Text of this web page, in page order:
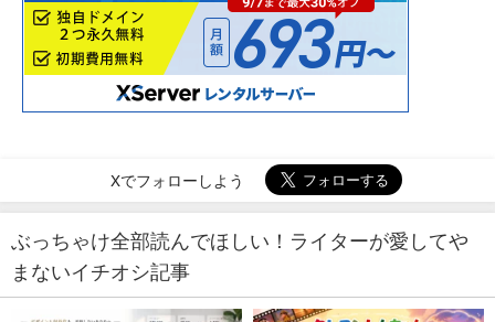
Xでフォローしよう
ぶっちゃけ全部読んでほしい！ライターが愛してや
まないイチオシ記事